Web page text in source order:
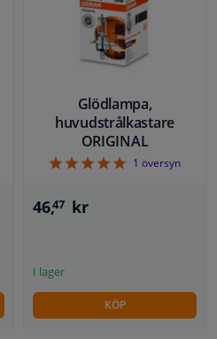
Glödlampa,
huvudstrålkastare
ORIGINAL
51 översyn
46,47 kr
I lager
KÖP